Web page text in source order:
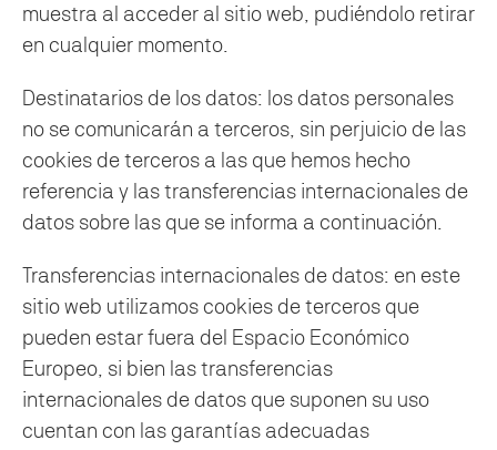
muestra al acceder al sitio web, pudiéndolo retirar
en cualquier momento.
Destinatarios de los datos: los datos personales
no se comunicarán a terceros, sin perjuicio de las
cookies de terceros a las que hemos hecho
referencia y las transferencias internacionales de
datos sobre las que se informa a continuación.
Transferencias internacionales de datos: en este
sitio web utilizamos cookies de terceros que
pueden estar fuera del Espacio Económico
Europeo, si bien las transferencias
internacionales de datos que suponen su uso
cuentan con las garantías adecuadas